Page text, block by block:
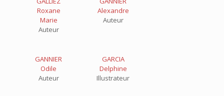
Roxane
Marie
Auteur
Alexandre
Auteur
GANNIER
Odile
Auteur
GARCIA
Delphine
Illustrateur